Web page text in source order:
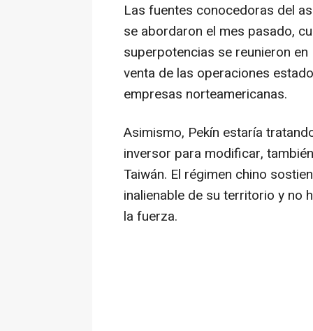
Las fuentes conocedoras del
se abordaron el mes pasado,
superpotencias se reunieron
venta de las operaciones
empresas norteamericanas.
Asimismo, Pekín estaría
inversor para modificar,
Taiwán. El régimen chino
inalienable de su territorio y no
la fuerza.